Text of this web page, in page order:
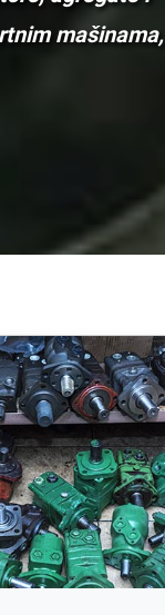
mašinama,